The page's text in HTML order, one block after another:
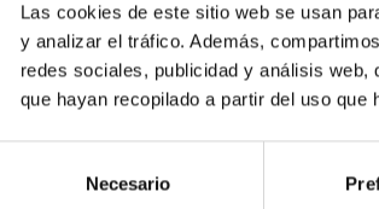
Las cookies de este sitio web se usan
y analizar el tráfico. Además,
redes sociales, publicidad y análisis web,
que hayan recopilado a partir del uso que
Necesario